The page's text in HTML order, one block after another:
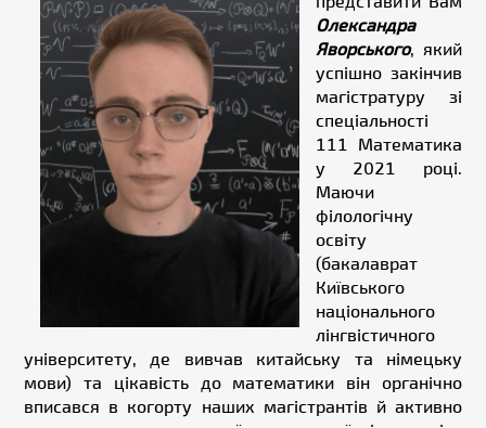
Олександра
Яворського, який
успішно закінчив
магістратуру зі
спеціальності
111 Математика
у 2021 році.
Маючи
філологічну
освіту
(бакалаврат
Київського
національного
лінгвістичного
університету, де вивчав китайську та німецьку
мови) та цікавість до математики він органічно
вписався в когорту наших магістрантів й активно